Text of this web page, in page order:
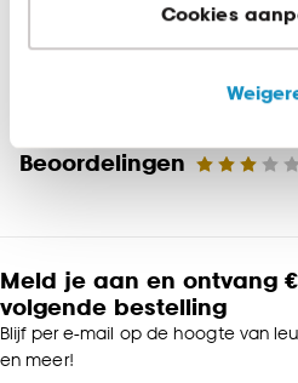
Marketing cookies
relevante informatie en
advertenties en
Klik op ‘Ja, alles toestaan’
accepteren door op
klikken.
Goed om te weten is dat je
Cookies
Materiaal
Metrage (cm)
Interieurstijl
Beoordelingen
Meld je aan en ontvang
volgende bestelling
Blijf per e-mail op de hoogte van
en meer!